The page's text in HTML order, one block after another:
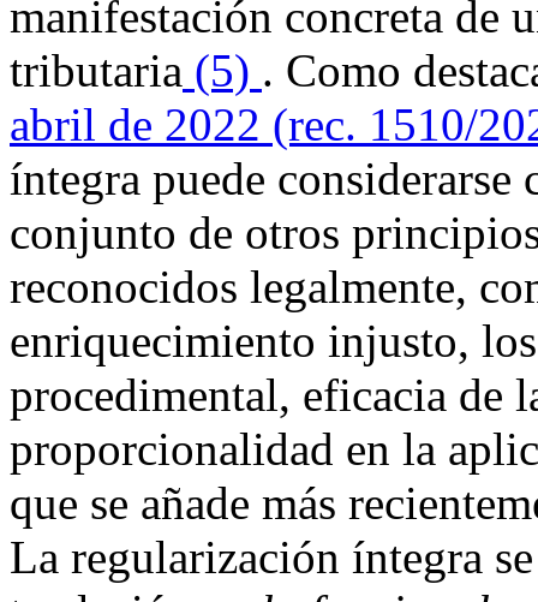
manifestación concreta de
tributaria (5) . Como
abril de 2022 (rec. 1510/
íntegra puede
conjunto de otros
reconocidos legalmente,
enriquecimiento injusto,
procedimental, eficacia de
proporcionalidad en la
que se añade más
La regularización íntegra